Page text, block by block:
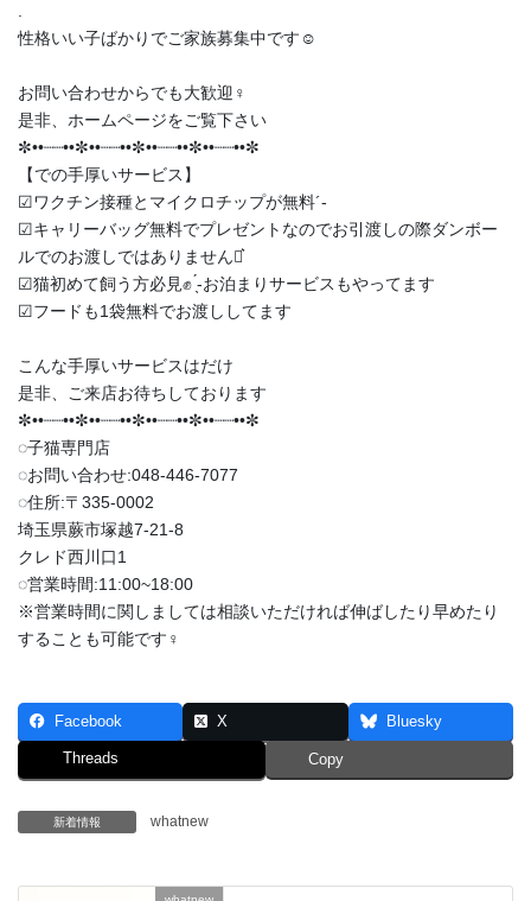
.
性格いい子ばかりでご家族募集中です☺️
お問い合わせからでも大歓迎‍♀️
是非、ホームページをご覧下さい
✼••┈┈••✼••┈┈••✼••┈┈••✼••┈┈••✼
【での手厚いサービス】
︎︎︎︎☑︎ワクチン接種とマイクロチップが無料︎´-
︎︎︎︎☑︎キャリーバッグ無料でプレゼントなのでお引渡しの際ダンボー
ルでのお渡しではありません‪⋆͛
︎︎︎︎☑︎猫初めて飼う方必見✊ ̖́-お泊まりサービスもやってます
︎︎︎︎☑︎フードも1袋無料でお渡ししてます
こんな手厚いサービスはだけ
是非、ご来店お待ちしております
✼••┈┈••✼••┈┈••✼••┈┈••✼••┈┈••✼
◌子猫専門店
◌お問い合わせ:048-446-7077
◌住所:〒335-0002
埼玉県蕨市塚越7-21-8
クレド西川口1
◌営業時間:11:00~18:00
※営業時間に関しましては相談いただければ伸ばしたり早めたり
することも可能です‍♀️
Facebook X Bluesky
Threads Copy
新着情報 whatnew